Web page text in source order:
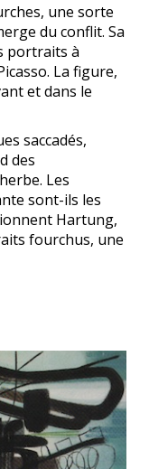
une sorte
du conflit. Sa
portraits à
La figure,
et dans le
saccadés,
des
Les
sont-ils les
Hartung,
fourchus, une